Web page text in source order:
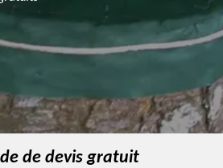
de devis gratuit